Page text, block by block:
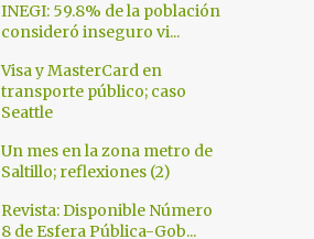
INEGI: 59.8% de la población
consideró inseguro vi...
Visa y MasterCard en
transporte público; caso
Seattle
Un mes en la zona metro de
Saltillo; reflexiones (2)
Revista: Disponible Número
8 de Esfera Pública-Gob...